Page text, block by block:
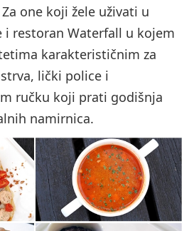
one koji žele uživati u
restoran Waterfall u kojem
karakterističnim za
lički police i
ručku koji prati godišnja
namirnica.